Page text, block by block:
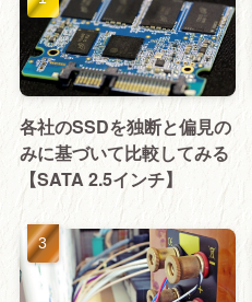
各社のSSDを独断と偏見の
みに基づいて比較してみる
【SATA 2.5インチ】